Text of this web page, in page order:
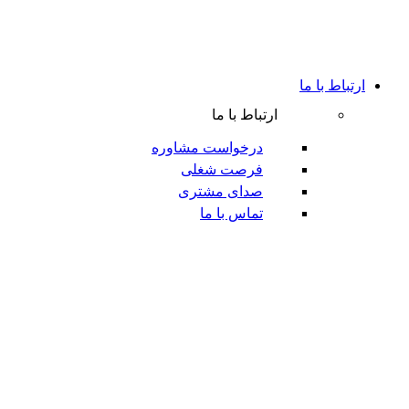
ارتباط با ما
ارتباط با ما
درخواست مشاوره
فرصت شغلی
صدای مشتری
تماس با ما